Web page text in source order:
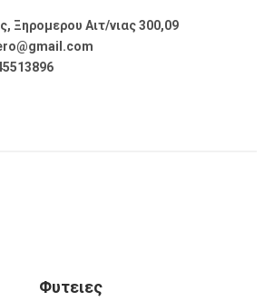
Ξηρομερου Αιτ/νιας 300,09
Φυτειες